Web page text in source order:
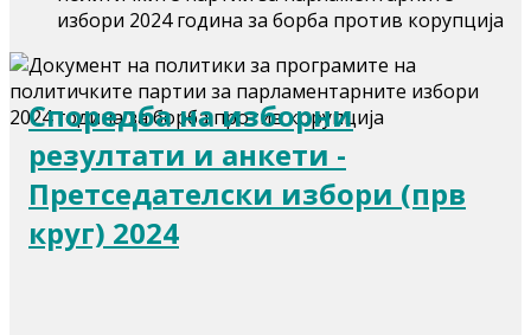
избори 2024 година за борба против корупција
Споредба на изборни
резултати и анкети -
Претседателски избори (прв
круг) 2024